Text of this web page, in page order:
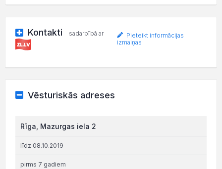
Kontakti sadarbībā ar
Pieteikt informācijas
izmaiņas
Vēsturiskās adreses
Rīga, Mazurgas iela 2
līdz 08.10.2019
pirms 7 gadiem